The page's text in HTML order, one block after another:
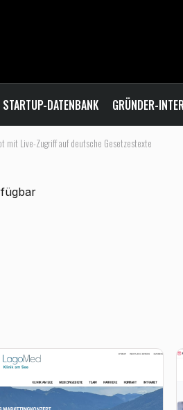
STARTUP-DATENBANK GRÜNDER-
mit Live-Zugriff auf deutsche Gesetzestexte